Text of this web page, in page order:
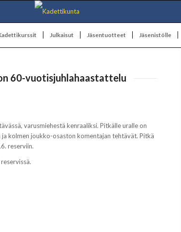
Julkaisut Jäsentuotteet Jäsenistölle
60-vuotisjuhlahaastattelu
varusmiehestä kenraaliksi. Pitkälle uralle on
kolmen joukko-osaston komentajan tehtävät. Pitkä
reserviin.